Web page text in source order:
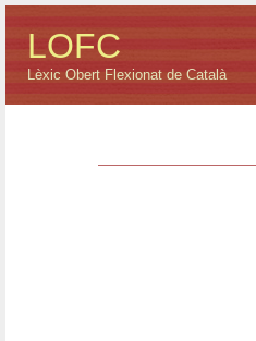
LOFC
Lèxic Obert Flexionat de Català